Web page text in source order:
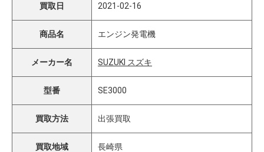
買取日 2021-02-16
商品名 エンジン発電機
メーカー名 SUZUKI スズキ
型番 SE3000
買取方法 出張買取
買取地域 長崎県